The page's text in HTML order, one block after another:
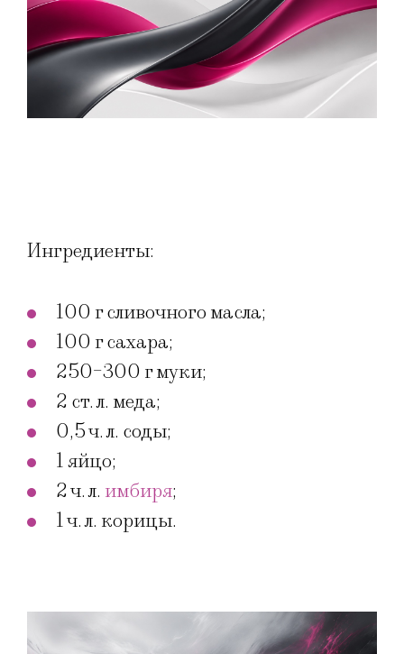
Ингредиенты:
100 г сливочного масла;
100 г сахара;
250-300 г муки;
2 ст. л. меда;
0,5 ч. л. соды;
1 яйцо;
2 ч. л. имбиря;
1 ч. л. корицы.